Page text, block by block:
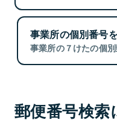
事業所の個別番号
事業所の７けたの個
郵便番号検索